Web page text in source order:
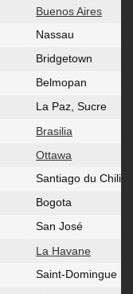
Buenos Aires
Nassau
Bridgetown
Belmopan
La Paz, Sucre
Brasilia
Ottawa
Santiago du Chili
Bogota
San José
La Havane
Saint-Domingue